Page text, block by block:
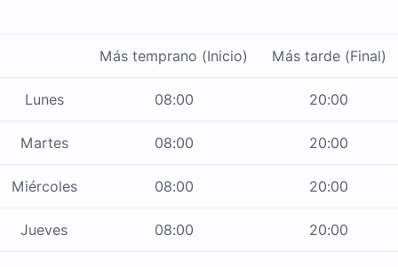
Más temprano (Inicio) Más tarde (Final)
Lunes 08:00 20:00
Martes 08:00 20:00
Miércoles 08:00 20:00
Jueves 08:00 20:00